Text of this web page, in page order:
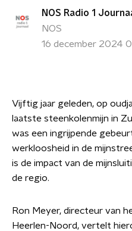
NOS Radio 1
NOS
16 december 2024
Vijftig jaar geleden, op
laatste steenkolenmijn in
was een ingrijpende
werkloosheid in de
is de impact van de
de regio.
Ron Meyer, directeur van
Heerlen-Noord, vertelt